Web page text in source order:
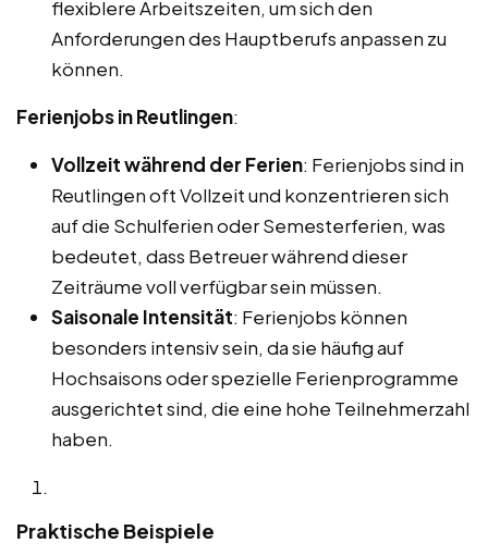
flexiblere Arbeitszeiten, um sich den
Anforderungen des Hauptberufs anpassen zu
können.
Ferienjobs in Reutlingen:
Vollzeit während der Ferien: Ferienjobs sind in
Reutlingen oft Vollzeit und konzentrieren sich
auf die Schulferien oder Semesterferien, was
bedeutet, dass Betreuer während dieser
Zeiträume voll verfügbar sein müssen.
Saisonale Intensität: Ferienjobs können
besonders intensiv sein, da sie häufig auf
Hochsaisons oder spezielle Ferienprogramme
ausgerichtet sind, die eine hohe Teilnehmerzahl
haben.
Praktische Beispiele